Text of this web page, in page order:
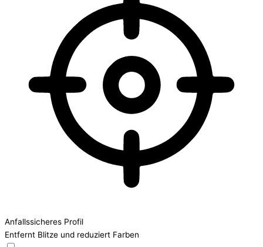
Anfallssicheres Profil
Entfernt Blitze und reduziert Farben